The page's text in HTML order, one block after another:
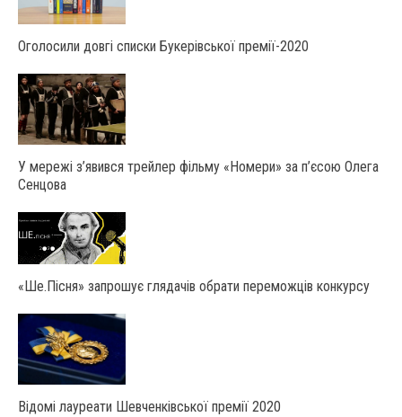
Оголосили довгі списки Букерівської премії-2020
У мережі з’явився трейлер фільму «Номери» за п’єсою Олега
Сенцова
«Ше.Пісня» запрошує глядачів обрати переможців конкурсу
Відомі лауреати Шевченківської премії 2020